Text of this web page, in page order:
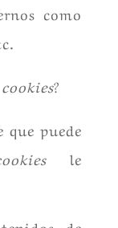
como
cookies?
que puede
le